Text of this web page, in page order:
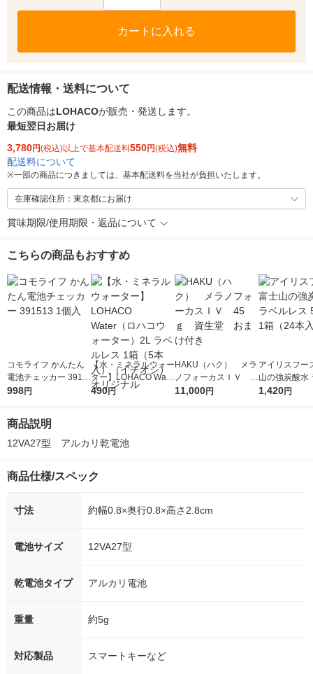
カートに入れる
配送情報・送料について
この商品はLOHACOが販売・発送します。
最短翌日お届け
3,780円(税込)以上で基本配送料550円(税込)無料
配送料について
※一部の商品につきましては、基本配送料を当社が負担いたします。
在庫確認住所：東京都にお届け
賞味期限/使用期限・返品について
こちらの商品もおすすめ
コモライフ かんたん
電池チェッカー 3915
13 1個入
998円
【水・ミネラルウォー
ター】LOHACO Wate
r（ロハコウォータ
490円
HAKU（ハク） メラ
ノフォーカスＩＶ 4
5ｇ 資生堂 おまけ
11,000円
アイリスフー
山の強炭酸水
レス 500ml 1
1,420円
商品説明
12VA27型　アルカリ乾電池
商品仕様/スペック
寸法 約幅0.8×奥行0.8×高さ2.8cm
電池サイズ 12VA27型
乾電池タイプ アルカリ電池
重量 約5g
対応製品 スマートキーなど